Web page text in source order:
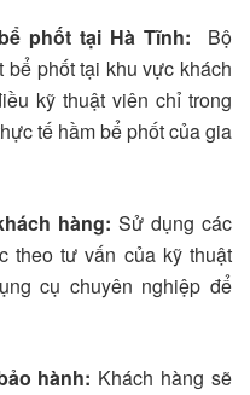
phốt tại Hà Tĩnh: Bộ
phốt tại khu vực khách
kỹ thuật viên chỉ trong
tế hầm bể phốt của gia
hàng: Sử dụng các
theo tư vấn của kỹ thuật
cụ chuyên nghiệp để
hành: Khách hàng sẽ